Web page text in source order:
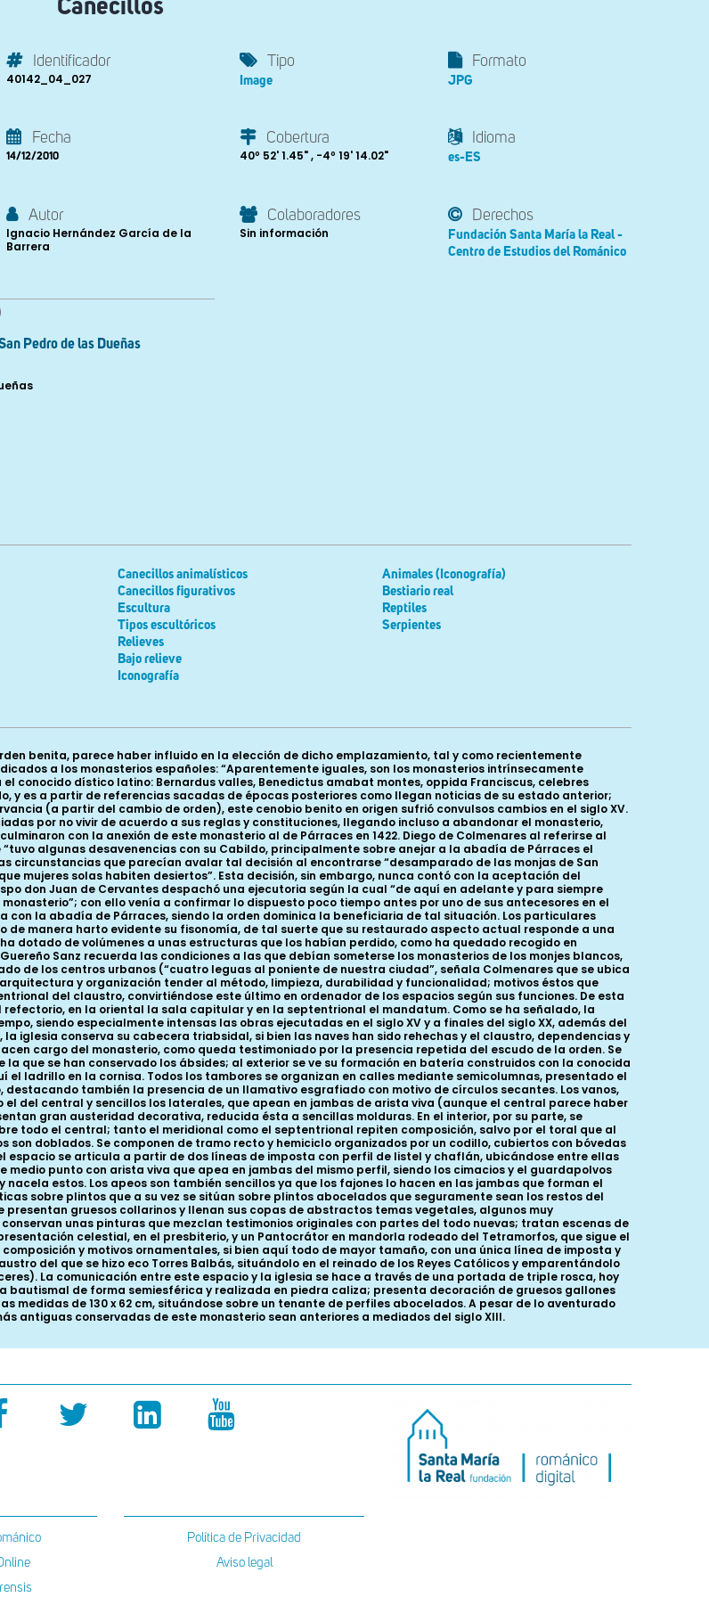
Canecillos
Identificador
40142_04_027
Tipo
Image
Formato
JPG
Fecha
14/12/2010
Cobertura
40º 52' 1.45" , -4º 19' 14.02"
Idioma
es-ES
Autor
Ignacio Hernández García de la
Barrera
Colaboradores
Sin información
Derechos
Fundación Santa María la Real -
Centro de Estudios del Románico
Pedro de las Dueñas
Canecillos animalísticos
Canecillos figurativos
Escultura
Tipos escultóricos
Relieves
Bajo relieve
Iconografía
Animales (Iconografía)
Bestiario real
Reptiles
Serpientes
orden benita, parece haber influido en la elección de dicho emplazamiento, tal y como recientemente
a los monasterios españoles: “Aparentemente iguales, son los monasterios intrínsecamente
conocido dístico latino: Bernardus valles, Benedictus amabat montes, oppida Franciscus, celebres
y es a partir de referencias sacadas de épocas posteriores como llegan noticias de su estado anterior;
(a partir del cambio de orden), este cenobio benito en origen sufrió convulsos cambios en el siglo XV.
por no vivir de acuerdo a sus reglas y constituciones, llegando incluso a abandonar el monasterio,
con la anexión de este monasterio al de Párraces en 1422. Diego de Colmenares al referirse al
algunas desavenencias con su Cabildo, principalmente sobre anejar a la abadía de Párraces el
circunstancias que parecían avalar tal decisión al encontrarse “desamparado de las monjas de San
mujeres solas habiten desiertos”. Esta decisión, sin embargo, nunca contó con la aceptación del
don Juan de Cervantes despachó una ejecutoria según la cual “de aquí en adelante y para siempre
con ello venía a confirmar lo dispuesto poco tiempo antes por uno de sus antecesores en el
con la abadía de Párraces, siendo la orden dominica la beneficiaria de tal situación. Los particulares
manera harto evidente su fisonomía, de tal suerte que su restaurado aspecto actual responde a una
dotado de volúmenes a unas estructuras que los habían perdido, como ha quedado recogido en
Sanz recuerda las condiciones a las que debían someterse los monasterios de los monjes blancos,
de los centros urbanos (“cuatro leguas al poniente de nuestra ciudad”, señala Colmenares que se ubica
y organización tender al método, limpieza, durabilidad y funcionalidad; motivos éstos que
del claustro, convirtiéndose este último en ordenador de los espacios según sus funciones. De esta
en la oriental la sala capitular y en la septentrional el mandatum. Como se ha señalado, la
siendo especialmente intensas las obras ejecutadas en el siglo XV y a finales del siglo XX, además del
iglesia conserva su cabecera triabsidal, si bien las naves han sido rehechas y el claustro, dependencias y
cargo del monasterio, como queda testimoniado por la presencia repetida del escudo de la orden. Se
que se han conservado los ábsides; al exterior se ve su formación en batería construidos con la conocida
ladrillo en la cornisa. Todos los tambores se organizan en calles mediante semicolumnas, presentado el
también la presencia de un llamativo esgrafiado con motivo de círculos secantes. Los vanos,
del central y sencillos los laterales, que apean en jambas de arista viva (aunque el central parece haber
gran austeridad decorativa, reducida ésta a sencillas molduras. En el interior, por su parte, se
todo el central; tanto el meridional como el septentrional repiten composición, salvo por el toral que al
son doblados. Se componen de tramo recto y hemiciclo organizados por un codillo, cubiertos con bóvedas
espacio se articula a partir de dos líneas de imposta con perfil de listel y chaflán, ubicándose entre ellas
punto con arista viva que apea en jambas del mismo perfil, siendo los cimacios y el guardapolvos
estos. Los apeos son también sencillos ya que los fajones lo hacen en las jambas que forman el
sobre plintos que a su vez se sitúan sobre plintos abocelados que seguramente sean los restos del
gruesos collarinos y llenan sus copas de abstractos temas vegetales, algunos muy
unas pinturas que mezclan testimonios originales con partes del todo nuevas; tratan escenas de
celestial, en el presbiterio, y un Pantocrátor en mandorla rodeado del Tetramorfos, que sigue el
y motivos ornamentales, si bien aquí todo de mayor tamaño, con una única línea de imposta y
del que se hizo eco Torres Balbás, situándolo en el reinado de los Reyes Católicos y emparentándolo
La comunicación entre este espacio y la iglesia se hace a través de una portada de triple rosca, hoy
bautismal de forma semiesférica y realizada en piedra caliza; presenta decoración de gruesos gallones
medidas de 130 x 62 cm, situándose sobre un tenante de perfiles abocelados. A pesar de lo aventurado
antiguas conservadas de este monasterio sean anteriores a mediados del siglo XIII.
Política de Privacidad
Aviso legal